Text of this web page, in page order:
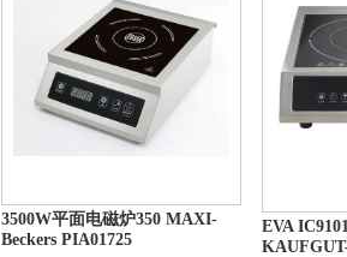
3500W平面电磁炉350 MAXI-
Beckers PIA01725
EVA